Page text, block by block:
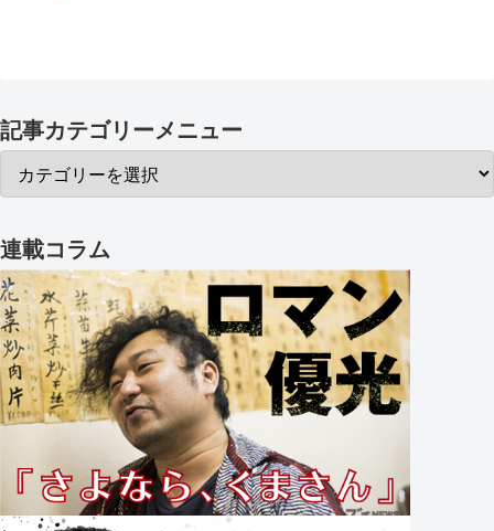
記事カテゴリーメニュー
連載コラム